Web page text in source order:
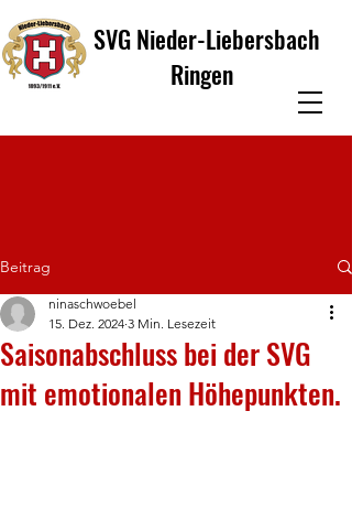
SVG Nieder-Liebersbach
Ringen
Beitrag
Saisonabschluss bei der SVG
mit emotionalen Höhepunkten.
ninaschwoebel
15. Dez. 2024 3 Min. Lesezeit